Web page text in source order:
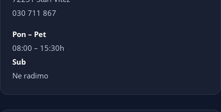
030 711 867
Pon – Pet
08:00 – 15:30h
Sub
Ne radimo